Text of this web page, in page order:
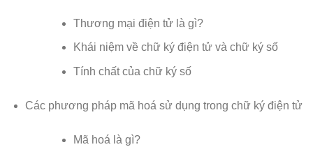
Thương mại điện tử là gì?
Khái niệm về chữ ký điện tử và chữ ký số
Tính chất của chữ ký số
Các phương pháp mã hoá sử dụng trong chữ ký điện tử
Mã hoá là gì?